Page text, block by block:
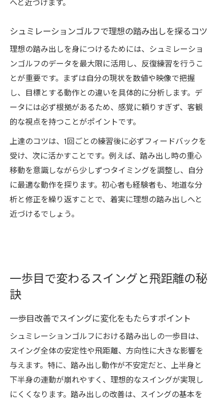
へと近づけます。
シュミレーションゴルフで理想の踏み出しを探るコツ
理想の踏み出しを身につけるためには、シュミレーショ
ンゴルフのデータを最大限に活用し、反復練習を行うこ
とが重要です。まずは自分の現状を数値や映像で把握
し、目標とする動作との違いを具体的に分析します。デ
ータには必ず根拠があるため、感覚に頼りすぎず、客観
的な視点を持つことがポイントです。
上達のコツは、1回ごとの練習後に必ずフィードバックを
受け、次に活かすことです。例えば、踏み出し時の重心
移動を意識しながら少しずつタイミングを調整し、自分
に最適な動作を探ります。初心者も経験者も、地道な分
析と修正を繰り返すことで、着実に理想の踏み出しへと
近づけるでしょう。
一歩目で変わるスイングと飛距離の秘
訣
一歩目改善でスイングに変化をもたらすポイント
シュミレーションゴルフにおける踏み出しの一歩目は、
スイング全体の安定性や飛距離、方向性に大きな影響を
与えます。特に、踏み出し動作が不安定だと、上半身と
下半身の連動が崩れやすく、理想的なスイングが実現し
にくくなります。踏み出しの改善は、スイングの基本を